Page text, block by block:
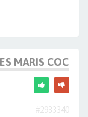
MARIS COCUS
#2933340